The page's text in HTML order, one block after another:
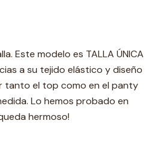
Este modelo es TALLA ÚNICA
a su tejido elástico y diseño
tanto el top como en el panty
Lo hemos probado en
hermoso!